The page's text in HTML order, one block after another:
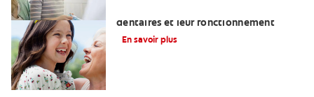
dentaires et leur fonctionnement
En savoir plus